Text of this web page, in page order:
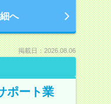
へ
掲載日：2026.08.06
ポート業